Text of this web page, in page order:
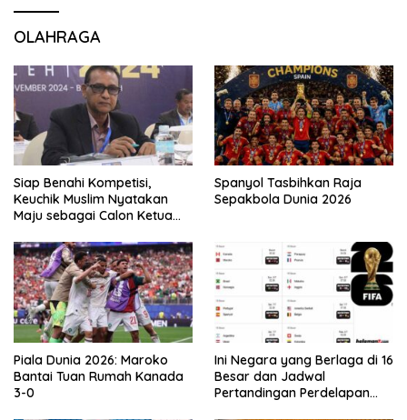
OLAHRAGA
Siap Benahi Kompetisi,
Keuchik Muslim Nyatakan
Maju sebagai Calon Ketua
Spanyol Tasbihkan Raja
Sepakbola Dunia 2026
Piala Dunia 2026: Maroko
Bantai Tuan Rumah Kanada
3-0
Ini Negara yang Berlaga di 16
Besar dan Jadwal
Pertandingan Perdelapan